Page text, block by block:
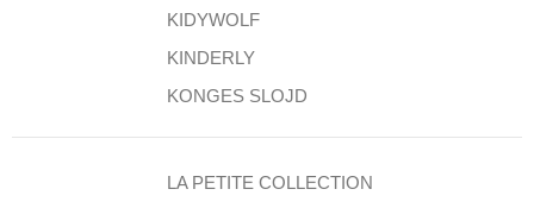
KIDYWOLF
KINDERLY
KONGES SLOJD
LA PETITE COLLECTION